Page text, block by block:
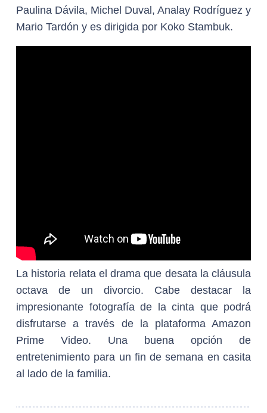
Paulina Dávila, Michel Duval, Analay Rodríguez y
Mario Tardón y es dirigida por Koko Stambuk.
La historia relata el drama que desata la cláusula
octava de un divorcio. Cabe destacar la
impresionante fotografía de la cinta que podrá
disfrutarse a través de la plataforma Amazon
Prime Video. Una buena opción de
entretenimiento para un fin de semana en casita
al lado de la familia.